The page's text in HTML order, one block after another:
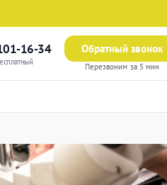
16-34 Обратный звонок
Перезвоним за 5 мин